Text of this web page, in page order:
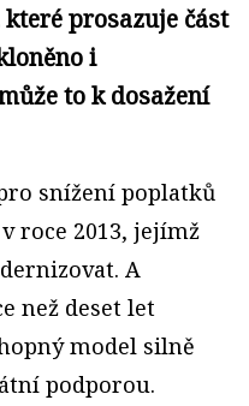
prosazuje část
i
to k dosažení
snížení poplatků
roce 2013, jejímž
A
než deset let
model silně
podporou.